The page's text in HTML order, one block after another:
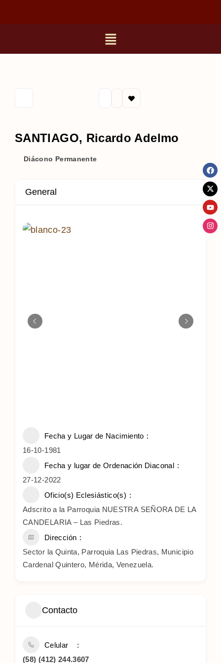
SANTIAGO, Ricardo Adelmo
Diácono Permanente
General
Fecha y Lugar de Nacimiento
16-10-1981
Fecha y lugar de Ordenación Diaconal
27-12-2022
Oficio(s) Eclesiástico(s)
Adscrito a la Parroquia NUESTRA SEÑORA DE LA
CANDELARIA – Las Piedras.
Dirección
Sector la Quinta, Parroquia Las Piedras, Municipio
Cardenal Quintero, Mérida, Venezuela.
Contacto
Celular
(58) (412) 244.3607